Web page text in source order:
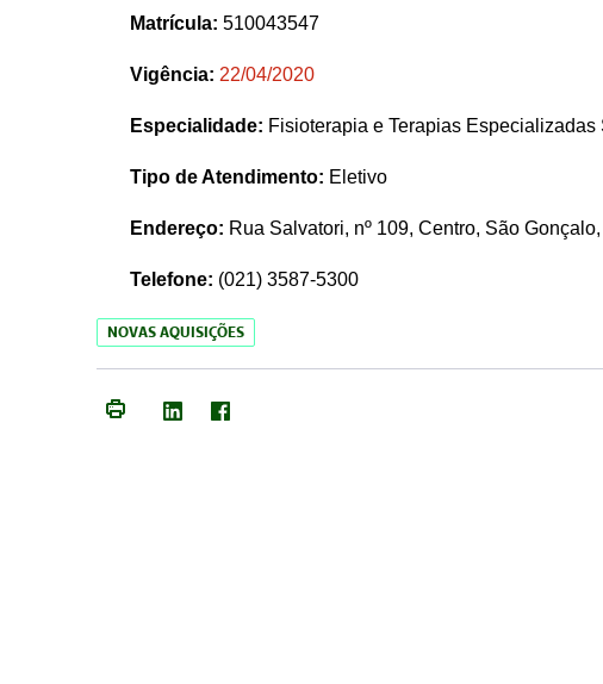
Matrícula: 510043547
Vigência: 22/04/2020
Especialidade: Fisioterapia e Terapias Especializadas
Tipo de Atendimento: Eletivo
Endereço: Rua Salvatori, nº 109, Centro, São
Telefone: (021) 3587-5300
NOVAS AQUISIÇÕES